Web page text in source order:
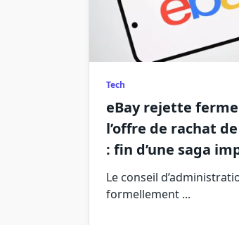
Tech
eBay rejette
l’offre de rachat
: fin d’une saga
Le conseil
formellement ...